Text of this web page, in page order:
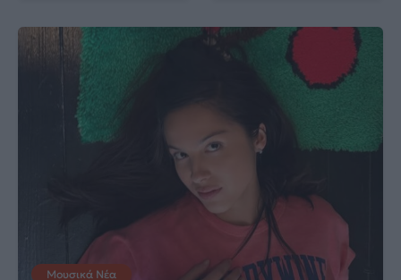
Μουσικά Νέα